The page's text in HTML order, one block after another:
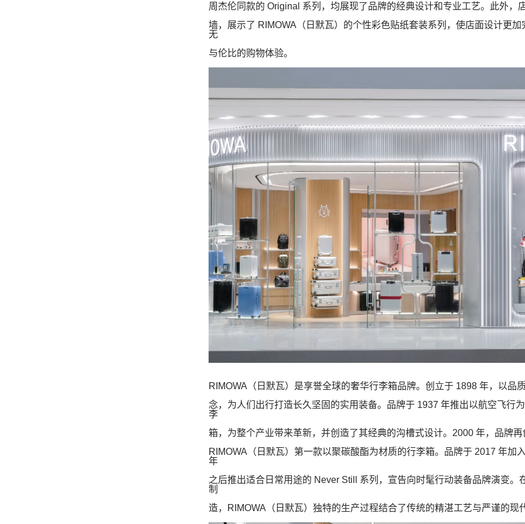
周杰伦同款的 Original 系列，均展现了品牌的经典设计和专业工艺。此外，
墙，展示了 RIMOWA （日默瓦）的个性彩色贴纸套装系列，使店面设计更
无
与伦比的购物体验。
RIMOWA （日默瓦）是享誉全球的奢华行李箱品牌。创立于1898 年，以品
念，为人们出行打造长久坚固的实用装备。品牌于1937 年推出以航空飞行
李
箱，为整个产业带来革新，并创造了其经典的沟槽式设计。 2000 年，品牌
RIMOWA （日默瓦）第一款以聚碳酸酯为材质的行李箱。品牌于2017 年加
年
之后推出适合日常用途的 Never Still 系列，宣告向时髦行动装备品牌演变。
制
造，
RIMOWA （日默瓦）独特的生产过程结合了传统的精湛工艺与严谨的现